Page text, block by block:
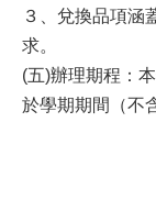
３、兌換品項涵
求。
(五)辦理期程：
於學期期間（不